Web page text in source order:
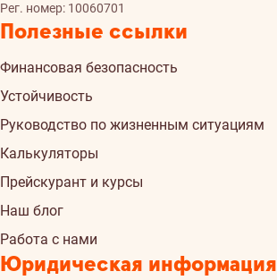
Рег. номер: 10060701
Полезные ссылки
Финансовая безопасность
Устойчивость
Руководство по жизненным ситуациям
Калькуляторы
Прейскурант и курсы
Наш блог
Работа с нами
Юридическая информация